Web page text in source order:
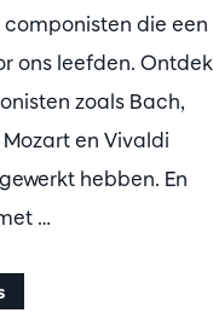
componisten die een
ons leefden. Ontdek
zoals Bach,
en Vivaldi
hebben. En
…